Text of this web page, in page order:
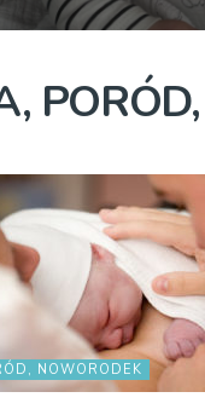
NOWORODEK